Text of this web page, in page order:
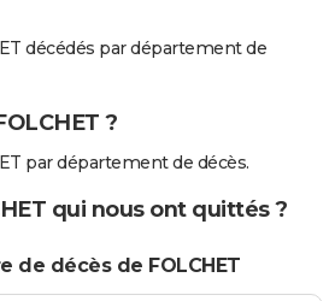
décédés par département de
?
par département de décès.
qui nous ont quittés ?
de décès de FOLCHET